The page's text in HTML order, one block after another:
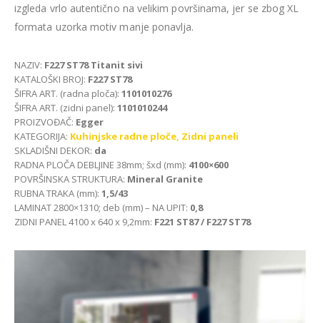
izgleda vrlo autentično na velikim površinama, jer se zbog XL
formata uzorka motiv manje ponavlja.
NAZIV: F227 ST78 Titanit sivi
KATALOŠKI BROJ: F227 ST78
ŠIFRA ART. (radna ploča): 1101010276
ŠIFRA ART. (zidni panel): 1101010244
PROIZVOĐAČ: Egger
KATEGORIJA: Kuhinjske radne ploče, Zidni paneli
SKLADIŠNI DEKOR: da
RADNA PLOČA DEBLJINE 38mm; šxd (mm): 4100×600
POVRŠINSKA STRUKTURA: Mineral Granite
RUBNA TRAKA (mm): 1,5/43
LAMINAT 2800×1310; deb (mm) – NA UPIT: 0,8
ZIDNI PANEL 4100 x 640 x 9,2mm: F221 ST87 / F227 ST78